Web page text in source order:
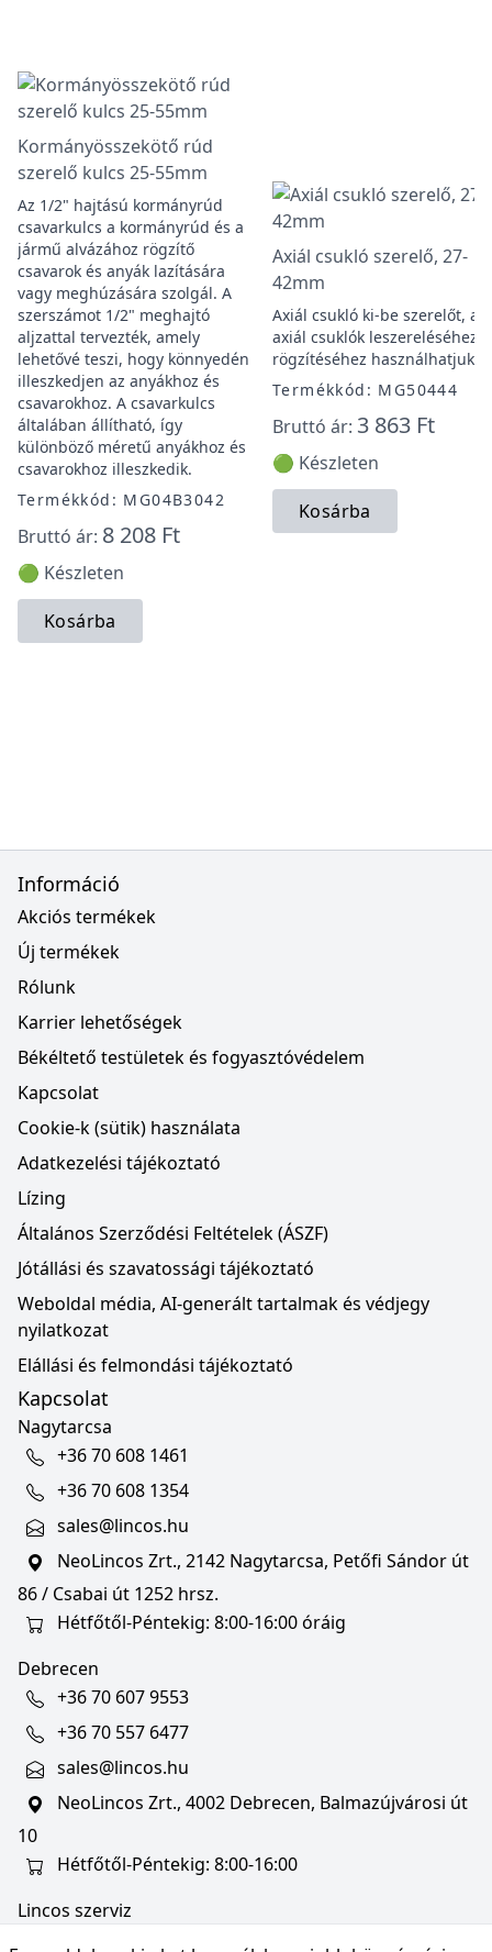
Kormányösszekötő rúd
szerelő kulcs 25-55mm
Az 1/2" hajtású kormányrúd
csavarkulcs a kormányrúd és a
jármű alvázához rögzítő
csavarok és anyák lazítására
vagy meghúzására szolgál. A
szerszámot 1/2" meghajtó
aljzattal tervezték, amely
lehetővé teszi, hogy könnyedén
illeszkedjen az anyákhoz és
csavarokhoz. A csavarkulcs
általában állítható, így
különböző méretű anyákhoz és
csavarokhoz illeszkedik.
Termékkód: MG04B3042
Bruttó ár: 8 208 Ft
🟢 Készleten
Kosárba
Axiál csukló szerelő, 27-
42mm
Axiál csukló ki-be szerelőt, az
axiál csuklók leszereléséhez
rögzítéséhez használhatjuk.
Termékkód: MG50444
Bruttó ár: 3 863 Ft
🟢 Készleten
Kosárba
Információ
Akciós termékek
Új termékek
Rólunk
Karrier lehetőségek
Békéltető testületek és fogyasztóvédelem
Kapcsolat
Cookie-k (sütik) használata
Adatkezelési tájékoztató
Lízing
Általános Szerződési Feltételek (ÁSZF)
Jótállási és szavatossági tájékoztató
Weboldal média, AI-generált tartalmak és védjegy
nyilatkozat
Elállási és felmondási tájékoztató
Kapcsolat
Nagytarcsa
+36 70 608 1461
+36 70 608 1354
sales@lincos.hu
NeoLincos Zrt., 2142 Nagytarcsa, Petőfi Sándor út
86 / Csabai út 1252 hrsz.
Hétfőtől-Péntekig: 8:00-16:00 óráig
Debrecen
+36 70 607 9553
+36 70 557 6477
sales@lincos.hu
NeoLincos Zrt., 4002 Debrecen, Balmazújvárosi út
10
Hétfőtől-Péntekig: 8:00-16:00
Lincos szerviz